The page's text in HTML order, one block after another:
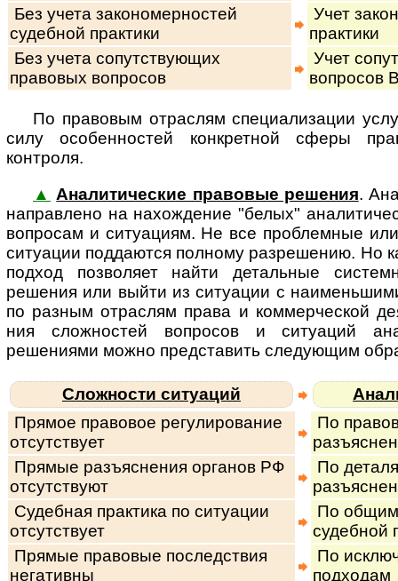
Без учета закономерностей
судебной практики
Учет
практики
Без учета сопутствующих
правовых вопросов
Учет
вопросов
По правовым отраслям специализации
си­лу осо­бен­нос­тей кон­к­рет­ной сфе­ры
контроля.
▲ Аналитические правовые решения.
на­п­рав­ле­но на на­хож­де­ние "белых"
вопросам и ситуациям. Не все проблемные
ситуации поддаются полному разрешению. Но
подход позволяет найти детальные
решения или выйти из ситуации с
по разным отраслям права и коммерческой
ния сложностей вопросов и ситуаций
решениями можно представить следующим
Сложности ситуаций
Прямое правовое регулирование
отсутствует
По
Прямые разъяснения органов РФ
отсутствуют
По
Судебная практика по ситуации
отсутствует
По общим
судебной
Прямые правовые последствия
негативны
По
подходам